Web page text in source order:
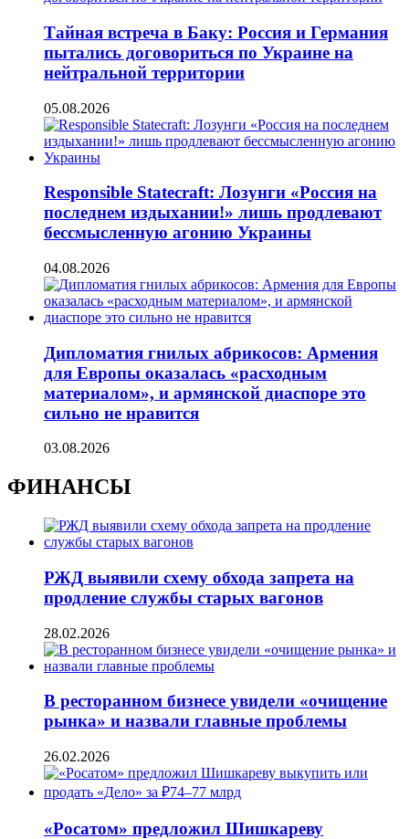
Тайная встреча в Баку: Россия и Германия
пытались договориться по Украине на
нейтральной территории
05.08.2026
Responsible Statecraft: Лозунги «Россия на
последнем издыхании!» лишь продлевают
бессмысленную агонию Украины
04.08.2026
Дипломатия гнилых абрикосов: Армения
для Европы оказалась «расходным
материалом», и армянской диаспоре это
сильно не нравится
03.08.2026
ФИНАНСЫ
РЖД выявили схему обхода запрета на
продление службы старых вагонов
28.02.2026
В ресторанном бизнесе увидели «очищение
рынка» и назвали главные проблемы
26.02.2026
«Росатом» предложил Шишкареву